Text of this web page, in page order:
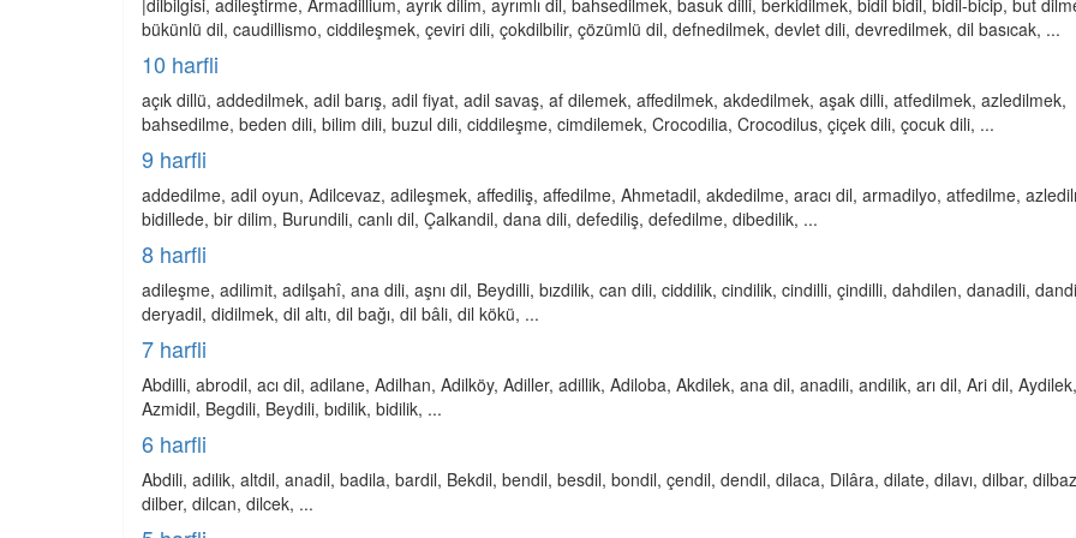
|dilbilgisi, adileştirme, Armadillium, ayrık dilim, ayrımlı dil, bahsedilmek, basuk dilli, berkidilmek, bidil bidil, bidil-bicip, but
bükünlü dil, caudillismo, ciddileşmek, çeviri dili, çokdilbilir, çözümlü dil, defnedilmek, devlet dili, devredilmek, dil basıcak, ...
10 harfli
açık dillü, addedilmek, adil barış, adil fiyat, adil savaş, af dilemek, affedilmek, akdedilmek, aşak dilli, atfedilmek, azledilmek,
bahsedilme, beden dili, bilim dili, buzul dili, ciddileşme, cimdilemek, Crocodilia, Crocodilus, çiçek dili, çocuk dili, ...
9 harfli
addedilme, adil oyun, Adilcevaz, adileşmek, affediliş, affedilme, Ahmetadil, akdedilme, aracı dil, armadilyo, atfedilme,
bidillede, bir dilim, Burundili, canlı dil, Çalkandil, dana dili, defediliş, defedilme, dibedilik, ...
8 harfli
adileşme, adilimit, adilşahî, ana dili, aşnı dil, Beydilli, bızdilik, can dili, ciddilik, cindilik, cindilli, çindilli, dahdilen, danadili,
deryadil, didilmek, dil altı, dil bağı, dil bâli, dil kökü, ...
7 harfli
Abdilli, abrodil, acı dil, adilane, Adilhan, Adilköy, Adiller, adillik, Adiloba, Akdilek, ana dil, anadili, andilik, arı dil, Ari dil, Aydilek,
Azmidil, Begdili, Beydili, bıdilik, bidilik, ...
6 harfli
Abdili, adilik, altdil, anadil, badila, bardil, Bekdil, bendil, besdil, bondil, çendil, dendil, dilaca, Dilâra, dilate, dilavı, dilbar,
dilber, dilcan, dilcek, ...